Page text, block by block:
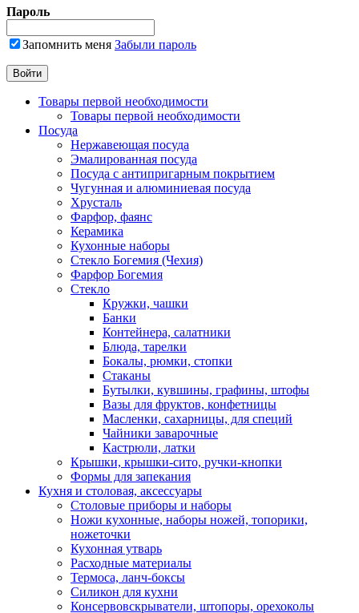
Пароль
Запомнить меня Забыли пароль
Товары первой необходимости
Товары первой необходимости
Посуда
Нержавеющая посуда
Эмалированная посуда
Посуда с антипригарным покрытием
Чугунная и алюминиевая посуда
Хрусталь
Фарфор, фаянс
Керамика
Кухонные наборы
Стекло Богемия (Чехия)
Фарфор Богемия
Стекло
Кружки, чашки
Банки
Контейнера, салатники
Блюда, тарелки
Бокалы, рюмки, стопки
Стаканы
Бутылки, кувшины, графины, штофы
Вазы для фруктов, конфетницы
Масленки, сахарницы, для специй
Чайники заварочные
Кастрюли, латки
Крышки, крышки-сито, ручки-кнопки
Формы для запекания
Кухня и столовая, аксессуары
Столовые приборы и наборы
Ножи кухонные, наборы ножей, топорики,
ножеточки
Кухонная утварь
Расходные материалы
Термоса, ланч-боксы
Силикон для кухни
Консервовскрыватели, штопоры, орехоколы